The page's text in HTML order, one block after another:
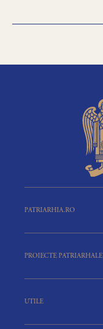
PATRIARHIA.RO
PROIECTE PATRIARHALE
UTILE